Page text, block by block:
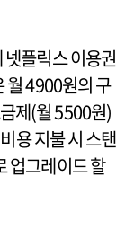
플릭스 이용권
월 4900원의 구
제(월 5500원)
용 지불 시 스탠
업그레이드 할